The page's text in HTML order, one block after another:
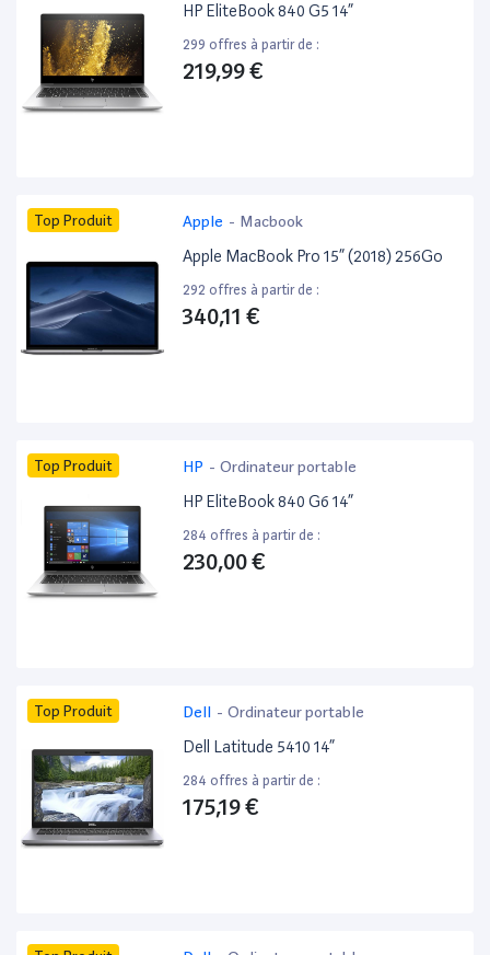
HP EliteBook 840 G5 14”
299 offres à partir de :
219,99 €
Top Produit Apple - Macbook
Apple MacBook Pro 15” (2018) 256Go
292 offres à partir de :
340,11 €
Top Produit HP - Ordinateur portable
HP EliteBook 840 G6 14”
284 offres à partir de :
230,00 €
Top Produit Dell - Ordinateur portable
Dell Latitude 5410 14”
284 offres à partir de :
175,19 €